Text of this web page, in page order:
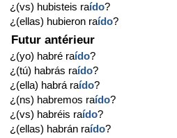
¿(vs) hubisteis raído?
¿(ellas) hubieron raído?
Futur antérieur
¿(yo) habré raído?
¿(tú) habrás raído?
¿(ella) habrá raído?
¿(ns) habremos raído?
¿(vs) habréis raído?
¿(ellas) habrán raído?